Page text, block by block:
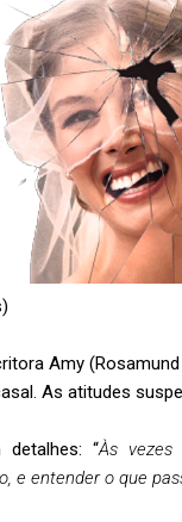
Amy
As atitudes
“Às vezes
e entender o que